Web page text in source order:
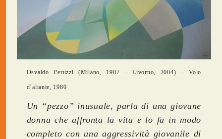
Osvaldo Peruzzi (Milano, 1907 – Livorno, 2004) – Volo
d’aliante, 1980
Un “pezzo” inusuale, parla di una giovane
donna che affronta la vita e lo fa in modo
completo con una aggressività giovanile di